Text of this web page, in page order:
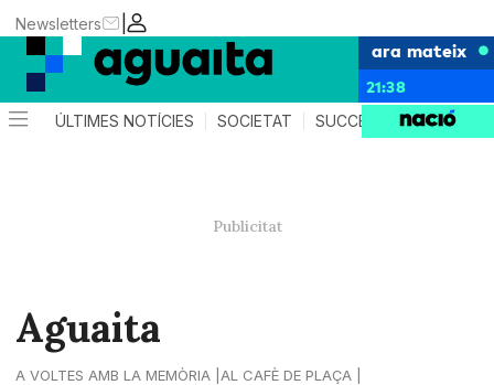
|
Newsletters
ara mateix
21:38
ÚLTIMES NOTÍCIES SOCIETAT SUCCESSOS AGENDA
Aguaita
A VOLTES AMB LA MEMÒRIA
AL CAFÈ DE PLAÇA